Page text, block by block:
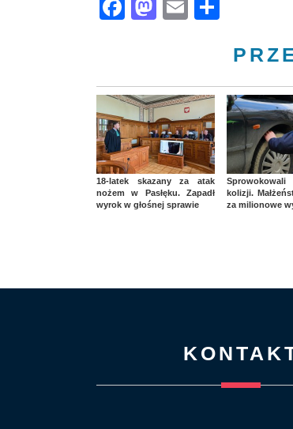
Facebook
Mastodon
Email
18-latek skazany za atak
nożem w Pasłęku. Zapadł
wyrok w głośnej sprawie
kolizji.
za milionowe